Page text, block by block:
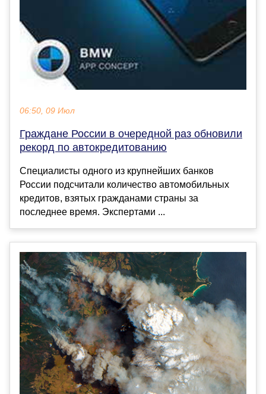
06:50, 09 Июл
Граждане России в очередной раз обновили
рекорд по автокредитованию
Специалисты одного из крупнейших банков
России подсчитали количество автомобильных
кредитов, взятых гражданами страны за
последнее время. Экспертами ...